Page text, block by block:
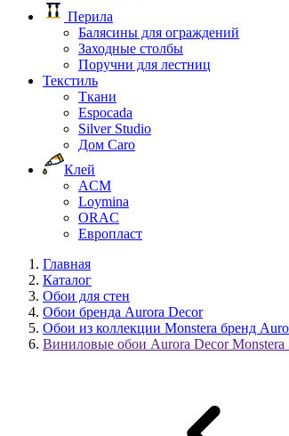
Перила
Балясины для ограждений
Заходные столбы
Поручни для лестниц
Текстиль
Ткани
Espocada
Silver Studio
Дом Caro
Клей
ACM
Loymina
ORAC
Европласт
Главная
Каталог
Обои для стен
Обои бренда Aurora Decor
Обои из коллекции Monstera бренд
Виниловые обои Aurora Decor Monstera